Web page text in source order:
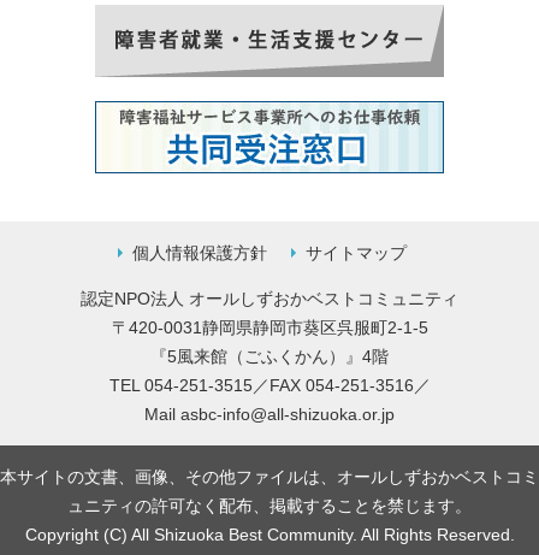
個人情報保護方針 サイトマップ
認定NPO法人 オールしずおかベストコミュニティ
〒420-0031静岡県静岡市葵区呉服町2-1-5
『5風来館（ごふくかん）』4階
TEL 054-251-3515／FAX 054-251-3516／
Mail asbc-info@all-shizuoka.or.jp
本サイトの文書、画像、その他ファイルは、オールしずおかベストコミ
ュニティの許可なく配布、掲載することを禁じます。
Copyright (C) All Shizuoka Best Community. All Rights Reserved.